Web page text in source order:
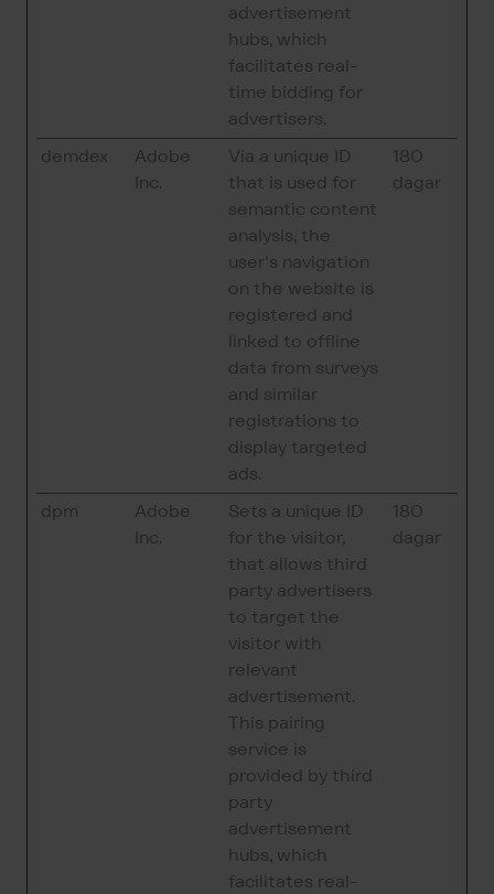
advertisement
hubs, which
facilitates real-
time bidding for
advertisers.
demdex
Adobe
Inc.
Via a unique ID
that is used for
semantic content
analysis, the
user's navigation
on the website is
registered and
linked to offline
data from surveys
and similar
registrations to
display targeted
ads.
180
dagar
dpm
Adobe
Inc.
Sets a unique ID
for the visitor,
that allows third
party advertisers
to target the
visitor with
relevant
advertisement.
This pairing
service is
provided by third
party
advertisement
hubs, which
facilitates real-
180
dagar